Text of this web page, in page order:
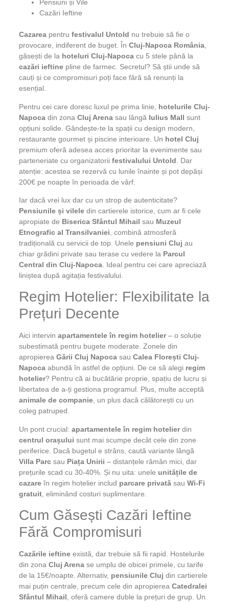
Pensiuni și Vile
Cazări Ieftine
Cazareapentru festivalul Untold nu trebuie să fie o
provocare, indiferent de buget. În Cluj-Napoca România,
găsești de la hoteluri Cluj-Napocacu 5 stele până la
cazări ieftinepline de farmec. Secretul? Să știi unde să
cauți și ce compromisuri poți face fără să renunți la
esențial.
Pentru cei care doresc luxul pe prima linie, hotelurile Cluj-
Napocadin zona Cluj Arenasau lângă Iulius Mall sunt
opțiuni solide. Gândește-te la spații cu design modern,
restaurante gourmet și piscine interioare. Un hotel Cluj
premium oferă adesea acces prioritar la evenimente sau
parteneriate cu organizatorii festivalului Untold . Dar
atenție: acestea se rezervă cu lunile înainte și pot depăși
200€ pe noapte în perioada de vârf.
Iar dacă vrei lux dar cu un strop de autenticitate?
Pensiunile și vileledin cartierele istorice, cum ar fi cele
apropiate de Biserica Sfântul Mihail sau Muzeul
Etnografic al Transilvaniei , combină atmosferă
tradițională cu servicii de top. Unele pensiuni Cluj au
chiar grădini private sau terase cu vedere la Parcul
Central din Cluj-Napoca. Ideal pentru cei care apreciază
liniștea după agitația festivalului.
Regim Hotelier: Flexibilitate la
Prețuri Decente
Aici intervin apartamentele în regim hotelier– o soluție
subestimată pentru bugete moderate. Zonele din
apropierea Gării Cluj Napocasau Calea Florești Cluj-
Napocaabundă în astfel de opțiuni. De ce să alegi regim
hotelier? Pentru că ai bucătărie proprie, spațiu de lucru și
libertatea de a-ți gestiona programul. Plus, multe acceptă
animale de companie, un plus dacă călătorești cu un
coleg patruped.
Un pont crucial: apartamentele în regim hotelierdin
centrul orașului sunt mai scumpe decât cele din zone
periferice. Dacă bugetul e strâns, caută variante lângă
Villa Parcsau Piața Unirii – distanțele rămân mici, dar
prețurile scad cu 30-40%. Și nu uita: unele unitățile de
cazareîn regim hotelier includ parcare privatăsau Wi-Fi
gratuit, eliminând costuri suplimentare.
Cum Găsești Cazări Ieftine
Fără Compromisuri
Cazările ieftineexistă, dar trebuie să fii rapid. Hostelurile
din zona Cluj Arenase umplu de obicei primele, cu tarife
de la 15€/noapte. Alternativ, pensiunile Cluj din cartierele
mai puțin centrale, precum cele din apropierea Catedralei
Sfântul Mihail, oferă camere duble la prețuri de grup. Un